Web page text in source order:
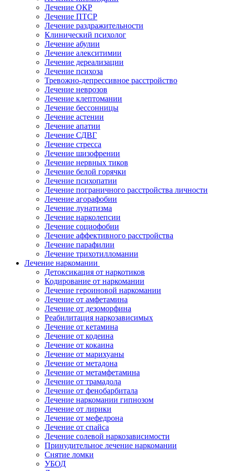
Лечение ОКР
Лечение ПТСР
Лечение раздражительности
Клинический психолог
Лечение абулии
Лечение алекситимии
Лечение дереализации
Лечение психоза
Тревожно-депрессивное расстройство
Лечение неврозов
Лечение клептомании
Лечение бессонницы
Лечение астении
Лечение апатии
Лечение СДВГ
Лечение стресса
Лечение шизофрении
Лечение нервных тиков
Лечение белой горячки
Лечение психопатии
Лечение пограничного расстройства личности
Лечение агорафобии
Лечение лунатизма
Лечение нарколепсии
Лечение социофобии
Лечение аффективного расстройства
Лечение парафилии
Лечение трихотилломании
Лечение наркомании
Детоксикация от наркотиков
Кодирование от наркомании
Лечение героиновой наркомании
Лечение от амфетамина
Лечение от дезоморфина
Реабилитация наркозависимых
Лечение от кетамина
Лечение от кодеина
Лечение от кокаина
Лечение от марихуаны
Лечение от метадона
Лечение от метамфетамина
Лечение от трамадола
Лечение от фенобарбитала
Лечение наркомании гипнозом
Лечение от лирики
Лечение от мефедрона
Лечение от спайса
Лечение солевой наркозависимости
Принудительное лечение наркомании
Снятие ломки
УБОД